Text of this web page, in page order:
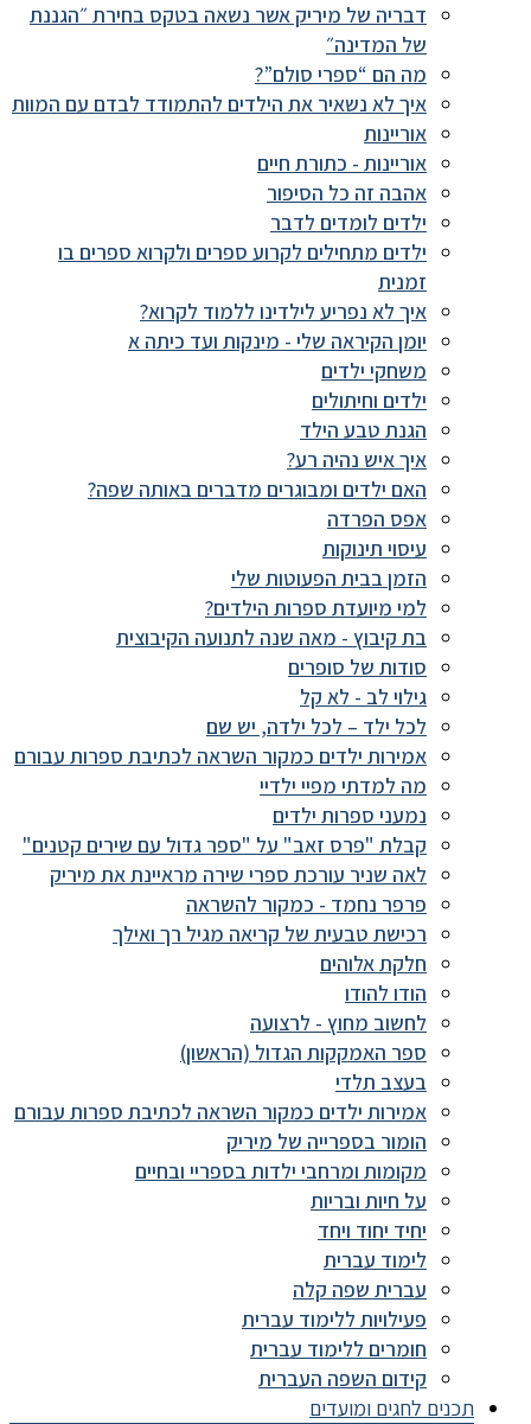
דבריה של מיריק אשר נשאה בטקס בחירת ״הגננת
של המדינה״
מה הם “ספרי סולם”?
איך לא נשאיר את הילדים להתמודד לבדם עם המוות
אוריינות
אוריינות - כתורת חיים
אהבה זה כל הסיפור
ילדים לומדים לדבר
ילדים מתחילים לקרוע ספרים ולקרוא ספרים בו
זמנית
איך לא נפריע לילדינו ללמוד לקרוא?
יומן הקיראה שלי - מינקות ועד כיתה א
משחקי ילדים
ילדים וחיתולים
הגנת טבע הילד
איך איש נהיה רע?
האם ילדים ומבוגרים מדברים באותה שפה?
אפס הפרדה
עיסוי תינוקות
הזמן בבית הפעוטות שלי
למי מיועדת ספרות הילדים?
בת קיבוץ - מאה שנה לתנועה הקיבוצית
סודות של סופרים
גילוי לב - לא קל
לכל ילד – לכל ילדה, יש שם
אמירות ילדים כמקור השראה לכתיבת ספרות עבורם
מה למדתי מפיי ילדיי
נמעני ספרות ילדים
קבלת "פרס זאב" על "ספר גדול עם שירים קטנים"
לאה שניר עורכת ספרי שירה מראיינת את מיריק
פרפר נחמד - כמקור להשראה
רכישת טבעית של קריאה מגיל רך ואילך
חלקת אלוהים
הודו להודו
לחשוב מחוץ - לרצועה
ספר האמקקות הגדול (הראשון)
בעצב תלדי
אמירות ילדים כמקור השראה לכתיבת ספרות עבורם
הומור בספרייה של מיריק
מקומות ומרחבי ילדות בספריי ובחיים
על חיות ובריות
יחיד יחוד ויחד
לימוד עברית
עברית שפה קלה
פעילויות ללימוד עברית
חומרים ללימוד עברית
קידום השפה העברית
תכנים לחגים ומועדים